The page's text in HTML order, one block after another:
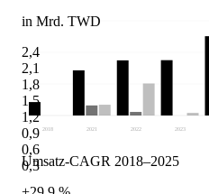
in Mrd. TWD
2,4
2,1
1,8
1,5
1,2
0,9
0,6
0,3
2018 2021 2022 2023
Umsatz-CAGR 2018–2025